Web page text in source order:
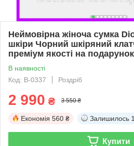
Неймовірна жіноча сумка
шкіри Чорний шкіряний
преміум якості на подарунок
В наявності
Код: В-0337
Роздріб
2 990 ₴ 3 550 ₴
Економія 560 ₴ Залишилось
Купити